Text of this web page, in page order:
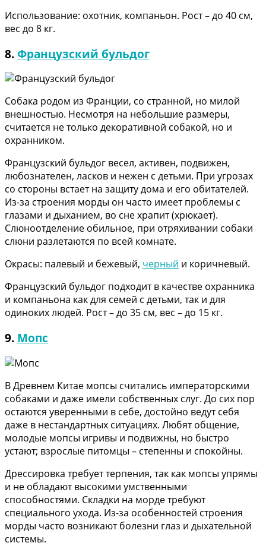
Использование: охотник, компаньон. Рост – до 40 см,
вес до 8 кг.
8. Французский бульдог
Собака родом из Франции, со странной, но милой
внешностью. Несмотря на небольшие размеры,
считается не только декоративной собакой, но и
охранником.
Французский бульдог весел, активен, подвижен,
любознателен, ласков и нежен с детьми. При угрозах
со стороны встает на защиту дома и его обитателей.
Из-за строения морды он часто имеет проблемы с
глазами и дыханием, во сне храпит (хрюкает).
Слюноотделение обильное, при отряхивании собаки
слюни разлетаются по всей комнате.
Окрасы: палевый и бежевый, черный и коричневый.
Французский бульдог подходит в качестве охранника
и компаньона как для семей с детьми, так и для
одиноких людей. Рост – до 35 см, вес – до 15 кг.
9. Мопс
В Древнем Китае мопсы считались императорскими
собаками и даже имели собственных слуг. До сих пор
остаются уверенными в себе, достойно ведут себя
даже в нестандартных ситуациях. Любят общение,
молодые мопсы игривы и подвижны, но быстро
устают; взрослые питомцы – степенны и спокойны.
Дрессировка требует терпения, так как мопсы упрямы
и не обладают высокими умственными
способностями. Складки на морде требуют
специального ухода. Из-за особенностей строения
морды часто возникают болезни глаз и дыхательной
системы.